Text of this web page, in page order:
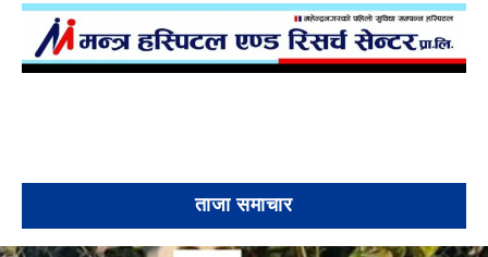
ताजा समाचार